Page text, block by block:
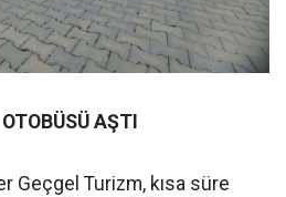
AŞTI
Geçgel Turizm, kısa süre